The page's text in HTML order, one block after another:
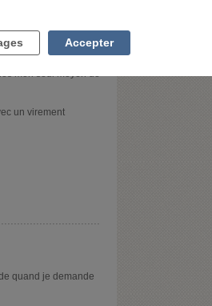
mon seul moyen de
un virement
quand je demande
Accepter